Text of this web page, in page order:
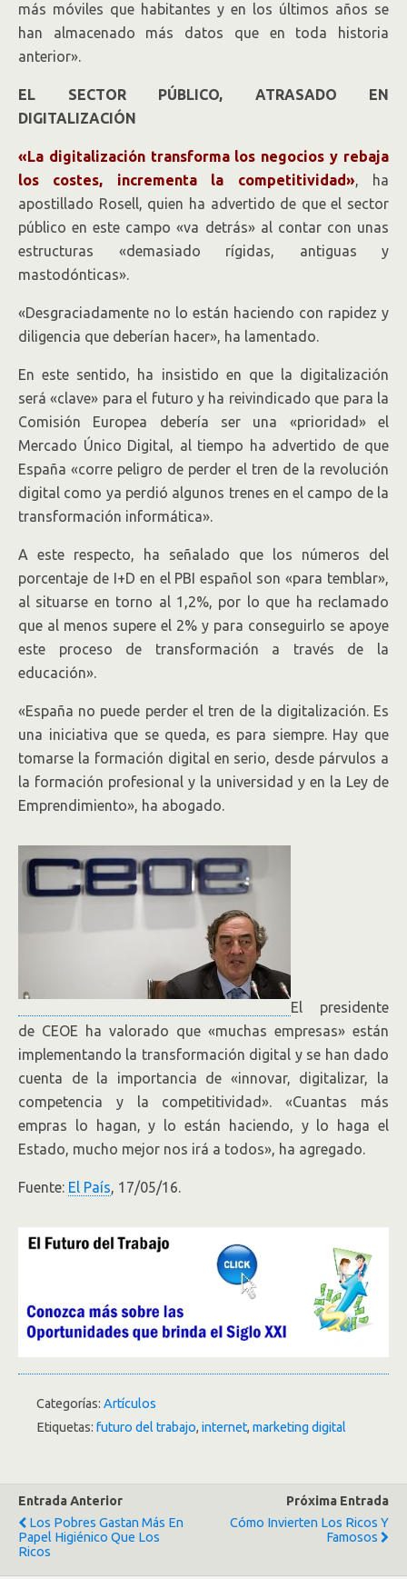
más móviles que habitantes y en los últimos años se
han almacenado más datos que en toda historia
anterior».
EL SECTOR PÚBLICO, ATRASADO EN
DIGITALIZACIÓN
«La digitalización transforma los negocios y rebaja
los costes, incrementa la competitividad», ha
apostillado Rosell, quien ha advertido de que el sector
público en este campo «va detrás» al contar con unas
estructuras «demasiado rígidas, antiguas y
mastodónticas».
«Desgraciadamente no lo están haciendo con rapidez y
diligencia que deberían hacer», ha lamentado.
En este sentido, ha insistido en que la digitalización
será «clave» para el futuro y ha reivindicado que para la
Comisión Europea debería ser una «prioridad» el
Mercado Único Digital, al tiempo ha advertido de que
España «corre peligro de perder el tren de la revolución
digital como ya perdió algunos trenes en el campo de la
transformación informática».
A este respecto, ha señalado que los números del
porcentaje de I+D en el PBI español son «para temblar»,
al situarse en torno al 1,2%, por lo que ha reclamado
que al menos supere el 2% y para conseguirlo se apoye
este proceso de transformación a través de la
educación».
«España no puede perder el tren de la digitalización. Es
una iniciativa que se queda, es para siempre. Hay que
tomarse la formación digital en serio, desde párvulos a
la formación profesional y la universidad y en la Ley de
Emprendimiento», ha abogado.
El presidente
de CEOE ha valorado que «muchas empresas» están
implementando la transformación digital y se han dado
cuenta de la importancia de «innovar, digitalizar, la
competencia y la competitividad». «Cuantas más
empras lo hagan, y lo están haciendo, y lo haga el
Estado, mucho mejor nos irá a todos», ha agregado.
Fuente: El País, 17/05/16.
Categorías: Artículos
Etiquetas: futuro del trabajo, internet, marketing digital
Entrada Anterior
Los Pobres Gastan Más En
Papel Higiénico Que Los
Ricos
Próxima Entrada
Cómo Invierten Los Ricos Y
Famosos